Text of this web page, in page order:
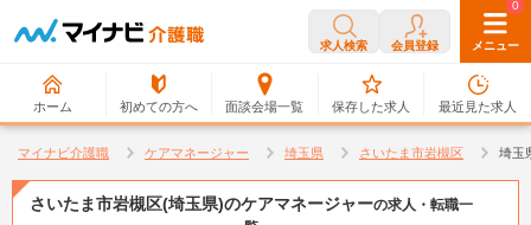
求人検索 会員登録 メニュー
ホーム 初めての方へ 面談会場一覧
0
保存した求人
0
最近見た求人
マイナビ介護職 ケアマネージャー 埼玉県 さいたま市岩槻区 埼玉
さいたま市岩槻区(埼玉県)のケアマネージャーの求人・転職一